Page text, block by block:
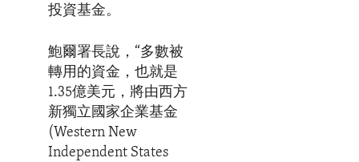
投資基金。
鮑爾署長說，“多數被
轉用的資金，也就是
1.35億美元，將由西方
新獨立國家企業基金
(Western New
Independent States